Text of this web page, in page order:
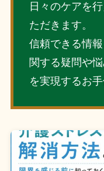
日々のケアを
ただきます。
信頼できる情
関する疑問や
を実現するお